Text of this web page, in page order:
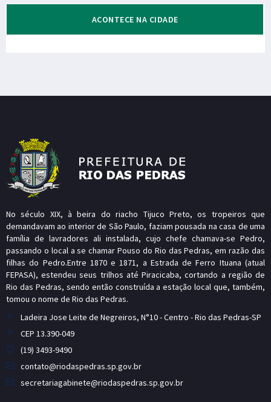
ACONTECE NA CIDADE
No século XIX, à beira do riacho Tijuco Preto, os tropeiros que
demandavam ao interior de São Paulo, faziam pousada na casa de uma
família de lavradores ali instalada, cujo chefe chamava-se Pedro,
passando o local a se chamar Pouso do Rio das Pedras, em razão das
filhas do Pedro.Entre 1870 e 1871, a Estrada de Ferro Ituana (atual
FEPASA), estendeu seus trilhos até Piracicaba, cortando a região de
Rio das Pedras, sendo então construída a estação local que, também,
tomou o nome de Rio das Pedras.
Ladeira Jose Leite de Negreiros, N°10 - Centro - Rio das Pedras-SP
CEP 13.390-049
(19) 3493-9490
contato@riodaspedras.sp.gov.br
secretariagabinete@riodaspedras.sp.gov.br